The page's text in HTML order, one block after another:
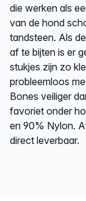
die werken als
van de hond
tandsteen. Als
af te bijten is er
stukjes zijn zo
probleemloos
Bones veiliger
favoriet onder
en 90% Nylon.
direct leverbaar.